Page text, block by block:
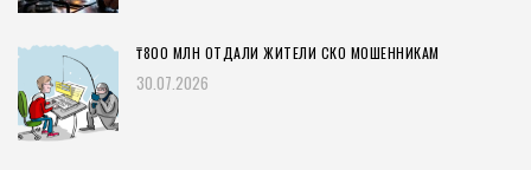
₸800 МЛН ОТДАЛИ ЖИТЕЛИ СКО МОШЕННИКАМ
30.07.2026